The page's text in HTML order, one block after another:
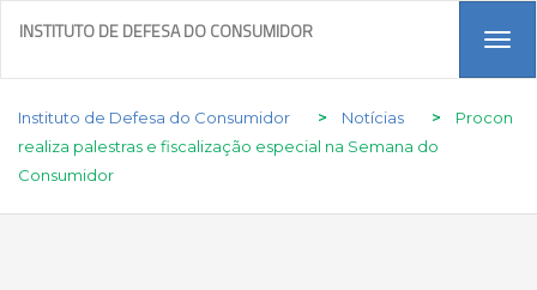
INSTITUTO DE DEFESA DO CONSUMIDOR
Instituto de Defesa do Consumidor > Notícias >
Procon
realiza palestras e fiscalização especial na Semana do
Consumidor